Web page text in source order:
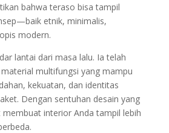
bahwa teraso bisa tampil
etnik, minimalis,
modern.
lantai dari masa lalu. Ia telah
multifungsi yang mampu
kekuatan, dan identitas
Dengan sentuhan desain yang
interior Anda tampil lebih